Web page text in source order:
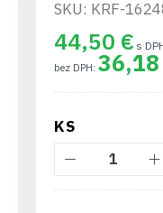
SKU: KRF-
44,50 €
KS